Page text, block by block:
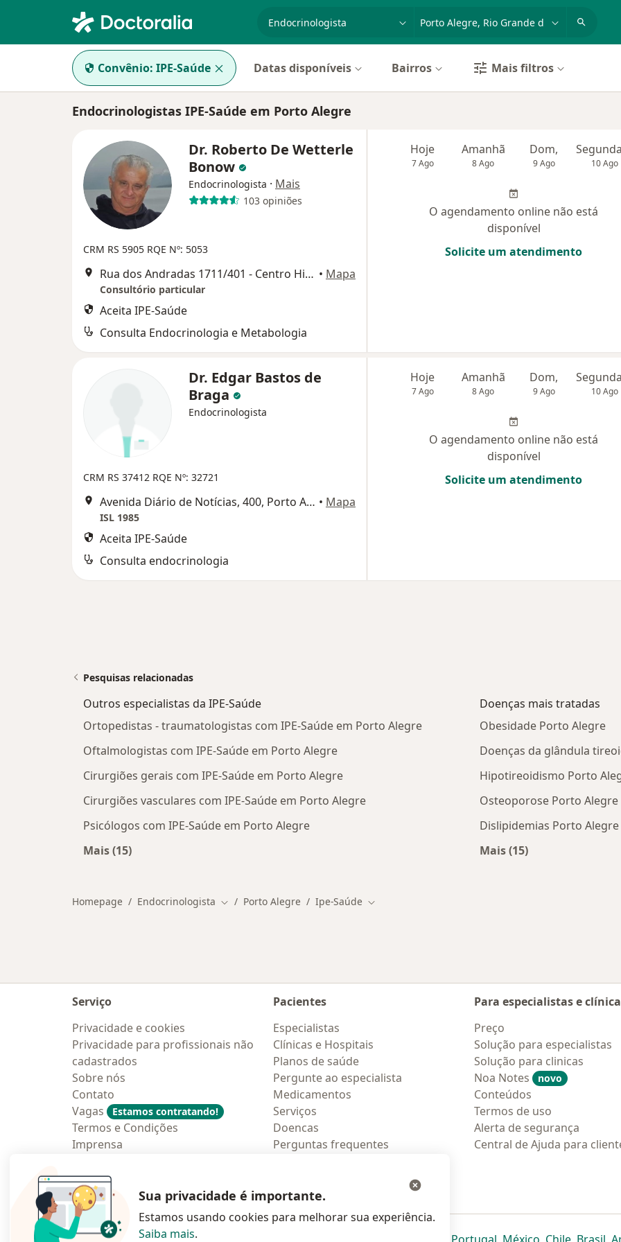
Convênio: IPE-Saúde Datas disponíveis Bairros Mais filtros
Endocrinologistas IPE-Saúde em Porto Alegre
Dr. Roberto De Wetterle
Bonow
Endocrinologista · Mais
103 opiniões
CRM RS 5905 RQE Nº: 5053
Rua dos Andradas 1711/401 - Centro Histórico, Porto Alegre • Mapa
Consultório particular
Aceita IPE-Saúde
Consulta Endocrinologia e Metabologia
Hoje
7 Ago
Amanhã
8 Ago
Dom,
9 Ago 10 Ago
O agendamento online não está
disponível
Solicite um atendimento
Dr. Edgar Bastos de
Braga
Endocrinologista
CRM RS 37412 RQE Nº: 32721
Avenida Diário de Notícias, 400, Porto Alegre • Mapa
ISL 1985
Aceita IPE-Saúde
Consulta endocrinologia
Hoje
7 Ago
Amanhã
8 Ago
Dom,
9 Ago 10 Ago
O agendamento online não está
disponível
Solicite um atendimento
Pesquisas relacionadas
Outros especialistas da IPE-Saúde
Ortopedistas - traumatologistas com IPE-Saúde em Porto Alegre
Oftalmologistas com IPE-Saúde em Porto Alegre
Cirurgiões gerais com IPE-Saúde em Porto Alegre
Cirurgiões vasculares com IPE-Saúde em Porto Alegre
Psicólogos com IPE-Saúde em Porto Alegre
Mais (15)
Doenças mais tratadas
Obesidade Porto Alegre
Doenças da glândula
Hipotireoidismo Porto
Osteoporose Porto Alegre
Dislipidemias Porto Alegre
Mais (15)
Homepage Endocrinologista Mudar de cidade
Porto Alegre Ipe-Saúde Mudar de cidade
Serviço
Privacidade e cookies
Privacidade para profissionais não
cadastrados
Sobre nós
Contato
Vagas
Estamos contratando!
Termos e Condições
Imprensa
Pacientes
Especialistas
Clínicas e Hospitais
Planos de saúde
Pergunte ao especialista
Medicamentos
Serviços
Doencas
Perguntas frequentes
Para especialistas e
Preço
Solução para especialistas
Solução para clinicas
Noa Notes
novo
Conteúdos
Termos de uso
Alerta de segurança
Central de Ajuda para
abre num novo separadorabre num novo separador
abre num novo separador
abre num novo
abre num
abre
Sua privacidade é importante.
Estamos usando cookies para melhorar sua experiência.
Saiba mais.